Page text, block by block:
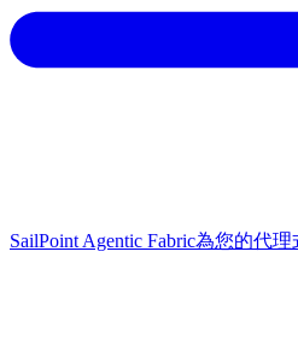
SailPoint Agentic Fabric為您的代理